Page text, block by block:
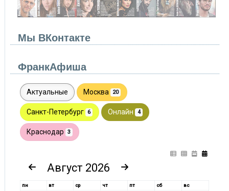
Мы ВКонтакте
ФранкАфиша